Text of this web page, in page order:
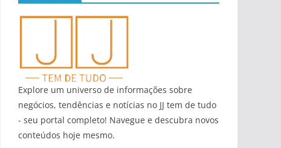
Explore um universo de informações sobre
negócios, tendências e notícias no JJ tem de tudo
- seu portal completo! Navegue e descubra novos
conteúdos hoje mesmo.